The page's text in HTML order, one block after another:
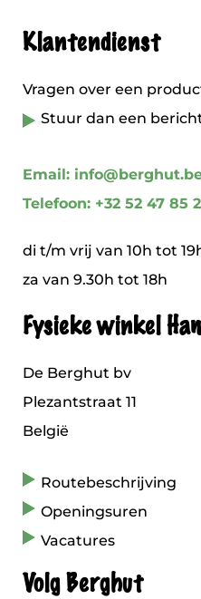
Klantendienst
Vragen over een
Stuur dan een
Email:
Telefoon: +32 52 47 85
di t/m vrij van 10h tot
za van 9.30h tot 18h
Fysieke winkel
De Berghut bv
Plezantstraat 11
België
Routebeschrijving
Openingsuren
Vacatures
Volg Berghut